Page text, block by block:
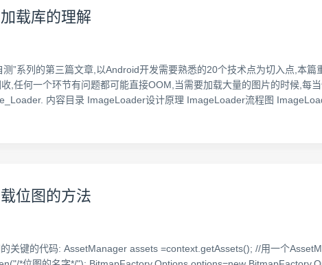
载库的理解
”系列的第三篇文章,以Android开发需要熟悉的20个技术点为切入点,本
,任何一个环节有问题都可能直接OOM,当需要加载大量的图片的时候,每
内容目录 ImageLoader设计原理 ImageLoader流程图
位图的方法
关键的代码: AssetManager assets =context.getAssets(); //用一个